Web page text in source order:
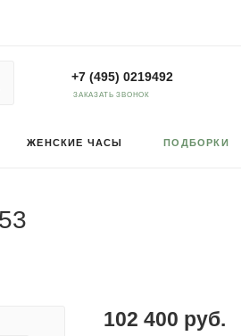
+7 (495) 0219492
ЗАКАЗАТЬ ЗВОНОК
ЖЕНСКИЕ ЧАСЫ ПОДБОРКИ
102 400 руб.